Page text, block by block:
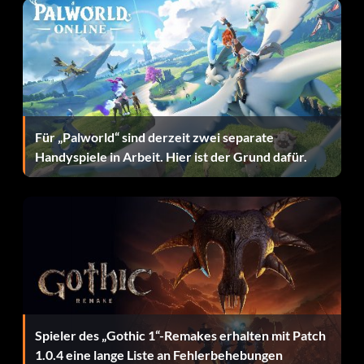
--------
D.T. und verwende Roulette Spin auf ihren Kopf. Wenn
sie sich in eine Spinne verwandelt, verwende Buster auf
ihren Eiersack (tippe auf B, um den Angriff zu verstärken).
Wenn sie sich vor Schmerz an die Stirn fasst
Das vollständige Ende ansehen:
--------
Sobald Sie den Endgegner besiegt haben, spielt das Spiel
Für „Palworld“ sind derzeit zwei separate
Handyspiele in Arbeit. Hier ist der Grund dafür.
Spieler des „Gothic 1“-Remakes erhalten mit Patch
1.0.4 eine lange Liste an Fehlerbehebungen